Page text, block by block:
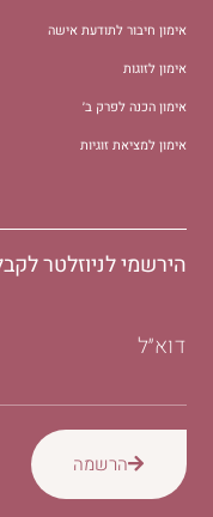
אימון חיבור לתודעת אישה
אימון לזוגות
אימון הכנה לפרק ב׳
אימון למציאת זוגיות
הירשמי לניוזלטר
דוא״ל
הרשמה